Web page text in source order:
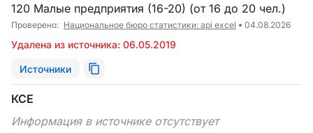
120 Малые предприятия (16-20) (от 16 до 20 чел.)
Проверено: Национальное бюро статистики: api excel 04.08.2026
Удалена из источника: 06.05.2019
Источники
КСЕ
Информация в источнике отсутствует